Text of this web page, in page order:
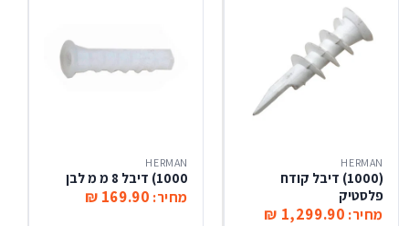
HERMAN
(1000) דיבל קודח
פלסטיק
מחיר: 1,299.90 ₪
HERMAN
1000) דיבל 8 מ מ לבן
מחיר: 169.90 ₪